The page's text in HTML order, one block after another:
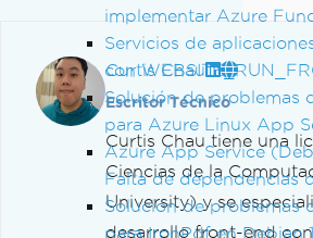
implementar Azure
Servicios de
con
Solución de problemas
para Azure Linux App
Azure App Service
Falta de dependencias
Solución de problemas
para IronPdf en Debian
Curtis Chau
Escritor Técnico
Curtis Chau tiene una
Ciencias de la
University) y se
desarrollo front-end